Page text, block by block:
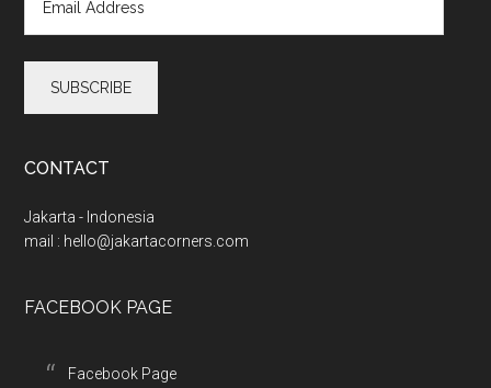
a
i
A
d
e
CONTACT
Jakarta - Indonesia
mail : hello@jakartacorners.com
FACEBOOK PAGE
Facebook Page